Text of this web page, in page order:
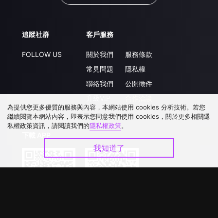
追蹤社群
FOLLOW US
客戶服務
關於我們
常見問題
聯絡我們
服務條款
隱私權
公開徵件
為提供您更多優質的服務與內容，本網站使用 cookies 分析技術。若您
繼續閱覽本網站內容，即表示您同意我們使用 cookies，關於更多相關隱
私權政策資訊，請閱讀我們的隱私權政策。
我知道了